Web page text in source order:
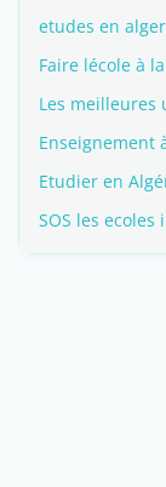
etudes en
Faire lécole à
Les meilleures
Enseignement
Etudier en
SOS les